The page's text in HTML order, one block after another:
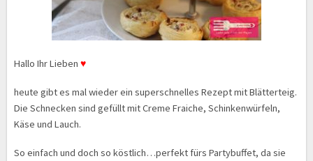
Hallo Ihr Lieben ♥
heute gibt es mal wieder ein superschnelles Rezept mit Blätterteig.
Die Schnecken sind gefüllt mit Creme Fraiche, Schinkenwürfeln,
Käse und Lauch.
So einfach und doch so köstlich…perfekt fürs Partybuffet, da sie